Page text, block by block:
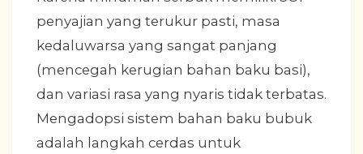
penyajian yang terukur pasti, masa
kedaluwarsa yang sangat panjang
(mencegah kerugian bahan baku basi),
dan variasi rasa yang nyaris tidak terbatas.
Mengadopsi sistem bahan baku bubuk
adalah langkah cerdas untuk